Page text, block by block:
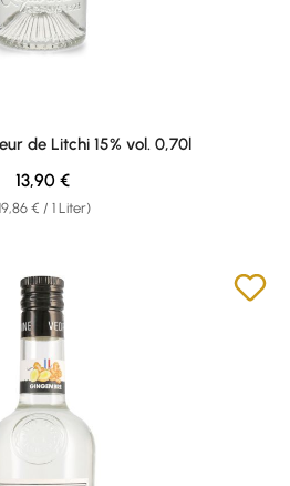
de Litchi 15% vol. 0,70l
€ / 1 Liter)
Regulärer Preis:
13,90 €